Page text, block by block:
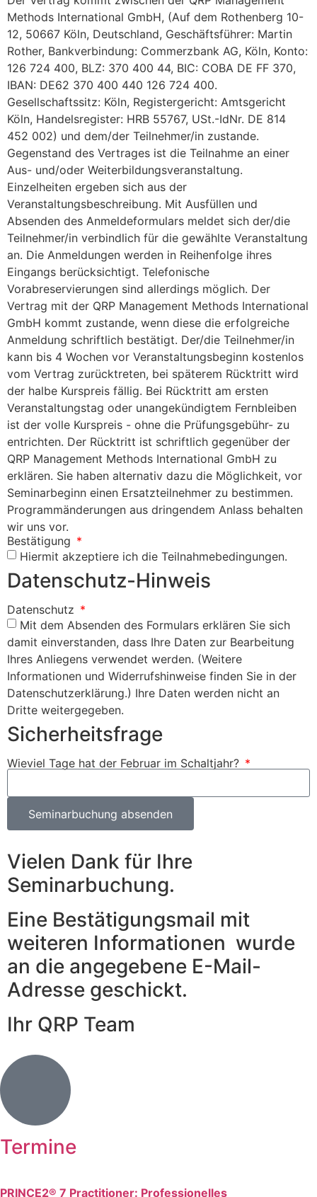
Methods International GmbH, (Auf dem Rothenberg 10-
12, 50667 Köln, Deutschland, Geschäftsführer: Martin
Rother, Bankverbindung: Commerzbank AG, Köln, Konto:
126 724 400, BLZ: 370 400 44, BIC: COBA DE FF 370,
IBAN: DE62 370 400 440 126 724 400.
Gesellschaftssitz: Köln, Registergericht: Amtsgericht
Köln, Handelsregister: HRB 55767, USt.-IdNr. DE 814
452 002) und dem/der Teilnehmer/in zustande.
Gegenstand des Vertrages ist die Teilnahme an einer
Aus- und/oder Weiterbildungsveranstaltung.
Einzelheiten ergeben sich aus der
Veranstaltungsbeschreibung. Mit Ausfüllen und
Absenden des Anmeldeformulars meldet sich der/die
Teilnehmer/in verbindlich für die gewählte Veranstaltung
an. Die Anmeldungen werden in Reihenfolge ihres
Eingangs berücksichtigt. Telefonische
Vorabreservierungen sind allerdings möglich. Der
Vertrag mit der QRP Management Methods International
GmbH kommt zustande, wenn diese die erfolgreiche
Anmeldung schriftlich bestätigt. Der/die Teilnehmer/in
kann bis 4 Wochen vor Veranstaltungsbeginn kostenlos
vom Vertrag zurücktreten, bei späterem Rücktritt wird
der halbe Kurspreis fällig. Bei Rücktritt am ersten
Veranstaltungstag oder unangekündigtem Fernbleiben
ist der volle Kurspreis - ohne die Prüfungsgebühr- zu
entrichten. Der Rücktritt ist schriftlich gegenüber der
QRP Management Methods International GmbH zu
erklären. Sie haben alternativ dazu die Möglichkeit, vor
Seminarbeginn einen Ersatzteilnehmer zu bestimmen.
Programmänderungen aus dringendem Anlass behalten
wir uns vor.
Bestätigung
Hiermit akzeptiere ich die Teilnahmebedingungen.
Datenschutz-Hinweis
Datenschutz
Mit dem Absenden des Formulars erklären Sie sich
damit einverstanden, dass Ihre Daten zur Bearbeitung
Ihres Anliegens verwendet werden. (Weitere
Informationen und Widerrufshinweise finden Sie in der
Datenschutzerklärung.) Ihre Daten werden nicht an
Dritte weitergegeben.
Sicherheitsfrage
Wieviel Tage hat der Februar im Schaltjahr?
Seminarbuchung absenden
Vielen Dank für Ihre
Seminarbuchung.
Eine Bestätigungsmail mit
weiteren Informationen wurde
an die angegebene E-Mail-
Adresse geschickt.
Ihr QRP Team
Termine
PRINCE2® 7 Practitioner: Professionelles